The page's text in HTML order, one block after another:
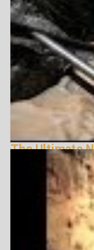
The Ultimate
LionHeart
162145 Nézetek